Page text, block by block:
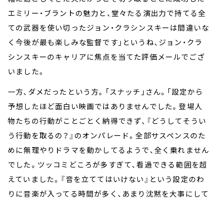
エミリー・ブラントの魅力と、堂々たる演出力で持てる全
ての武器を使い切ったジョン・クラシンスキーは間違いな
く今後が最も楽しみな監督です」というね、ジョン・クラ
シンスキーのキャリアに焦点を当てた評価メールでござ
いました。
一方、ダメだったという方。「スナッチ」さん。「設定から
予想したほど面白い映画ではありませんでした。登場人
物たちの行動がことごとく納得できず、『どうしてそうい
う行動を取るの？』のオンパレード。全部サスペンスのた
めに無理やりドラマを動かしてるようで、全く乗れません
でした。ツッコミどころが多すぎて、看過できる範囲を超
えていました。『音を立ててはいけない』という設定のわ
りに音楽が入ってる時間が多く、あまり沈黙を大事にして